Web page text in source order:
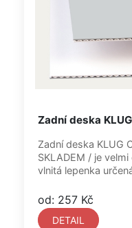
Zadní deska
Zadní deska KLUG Corrugated board E-flute /
SKLADEM / je velmi oblíbená archivní alkalická
vlnitá lepenka
od: 257 Kč
DETAIL